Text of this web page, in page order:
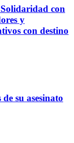
con
y
con destino
su asesinato